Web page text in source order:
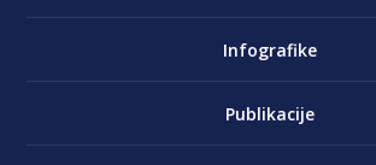
Infografike
Publikacije